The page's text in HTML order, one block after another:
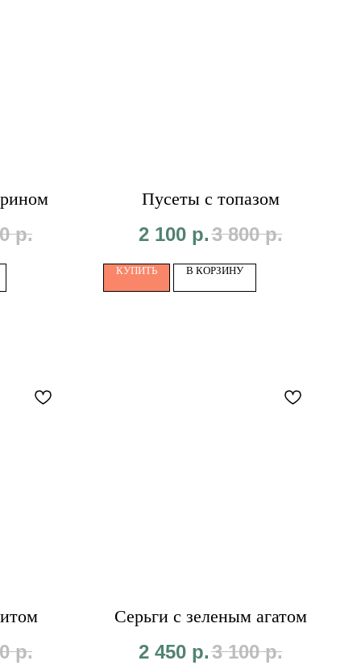
р.
Пусеты с топазом
2 100 р.3 800 р.
КУПИТЬ В КОРЗИНУ
р.
Серьги с зеленым агатом
2 450 р.3 100 р.